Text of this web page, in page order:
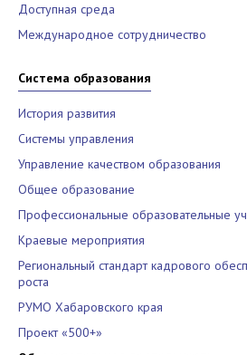
Доступная среда
Международное сотрудничество
Система образования
История развития
Системы управления
Управление качеством образования
Общее образование
Профессиональные образовательные
Краевые мероприятия
Региональный стандарт кадрового
роста
РУМО Хабаровского края
Проект «500+»